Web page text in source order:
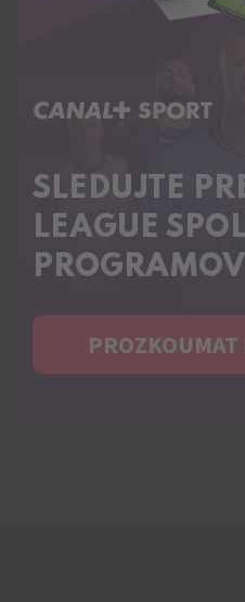
C+ SPORT
SLEDUJTE
LEAGUE